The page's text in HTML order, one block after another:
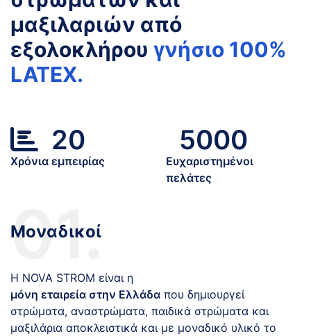
μαξιλαριών από
εξολοκλήρου γνήσιο 100%
LATEX.
20
Χρόνια εμπειρίας
5000
Ευχαριστημένοι
πελάτες
01.
Μοναδικοί
Η NOVA STROM είναι η
μόνη εταιρεία στην Ελλάδα που δημιουργεί
στρώματα, αναστρώματα, παιδικά στρώματα και
μαξιλάρια αποκλειστικά και με μοναδικό υλικό το